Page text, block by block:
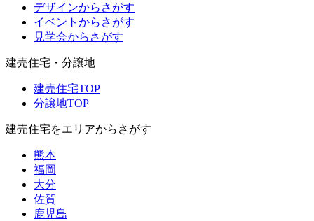
デザインからさがす
イベントからさがす
見学会からさがす
建売住宅・分譲地
建売住宅TOP
分譲地TOP
建売住宅をエリアからさがす
熊本
福岡
大分
佐賀
鹿児島